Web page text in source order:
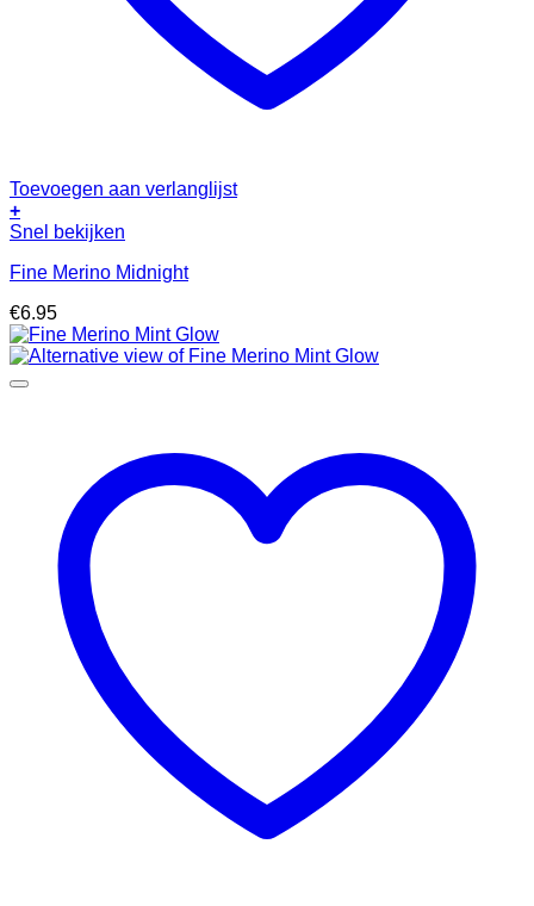
Toevoegen aan verlanglijst
+
Snel bekijken
Fine Merino Midnight
€6.95